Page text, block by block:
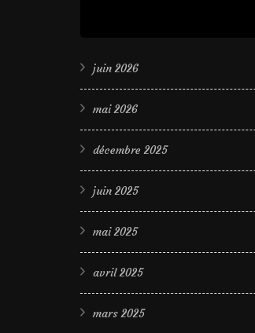
juin 2026
mai 2026
décembre 2025
juin 2025
mai 2025
avril 2025
mars 2025